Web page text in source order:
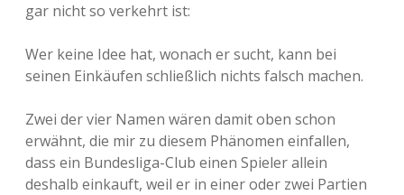
gar nicht so verkehrt ist:
Wer keine Idee hat, wonach er sucht, kann bei
seinen Einkäufen schließlich nichts falsch machen.
Zwei der vier Namen wären damit oben schon
erwähnt, die mir zu diesem Phänomen einfallen,
dass ein Bundesliga-Club einen Spieler allein
deshalb einkauft, weil er in einer oder zwei Partien